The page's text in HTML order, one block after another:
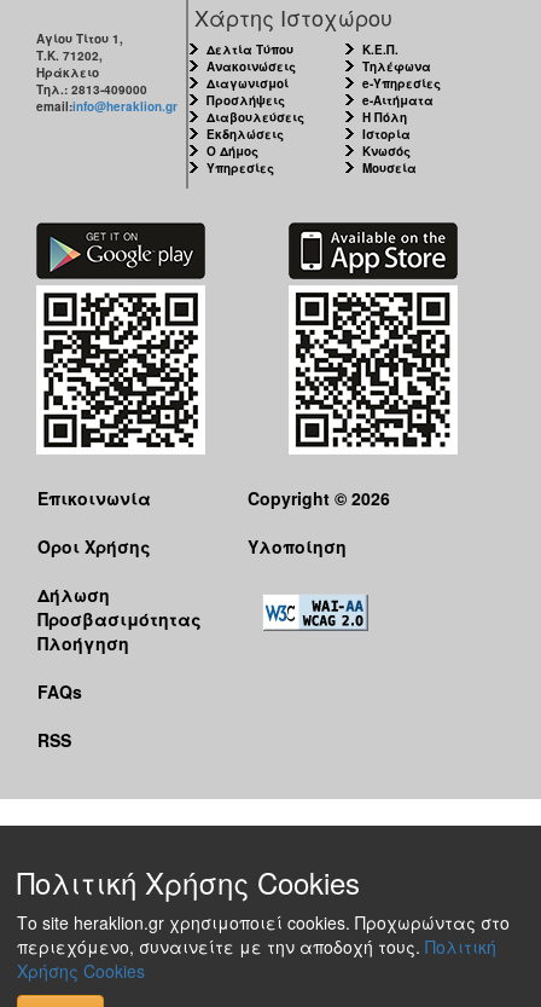
Αγίου Τίτου 1,
Τ.Κ. 71202,
Ηράκλειο
Τηλ.: 2813-409000
email:info@heraklion.gr
Χάρτης Ιστοχώρου
Δελτία Τύπου
Ανακοινώσεις
Διαγωνισμοί
Προσλήψεις
Διαβουλεύσεις
Εκδηλώσεις
Ο Δήμος
Υπηρεσίες
Κ.Ε.Π.
Τηλέφωνα
e-Υπηρεσίες
e-Αιτήματα
Η Πόλη
Ιστορία
Κνωσός
Μουσεία
Επικοινωνία
Όροι Χρήσης
Δήλωση
Προσβασιμότητας
Πλοήγηση
FAQs
RSS
Copyright © 2026
Υλοποίηση
Πολιτική Χρήσης Cookies
Το site heraklion.gr χρησιμοποιεί cookies. Προχωρώντας στο
περιεχόμενο, συναινείτε με την αποδοχή τους. Πολιτική
Χρήσης Cookies